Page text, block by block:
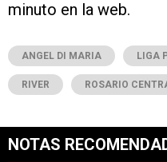
minuto en la web.
ANGEL DI MARIA LIGA
RIVER ROSARIO
NOTAS